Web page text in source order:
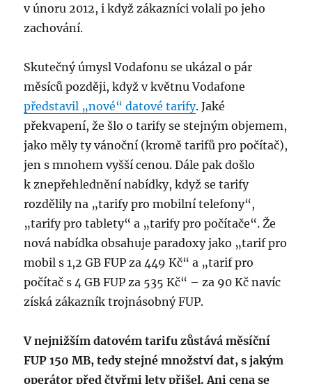
v únoru 2012, i když zákazníci volali po jeho
zachování.
Skutečný úmysl Vodafonu se ukázal o pár
měsíců později, když v květnu Vodafone
představil „nové“ datové tarify. Jaké
překvapení, že šlo o tarify se stejným objemem,
jako měly ty vánoční (kromě tarifů pro počítač),
jen s mnohem vyšší cenou. Dále pak došlo
k znepřehlednění nabídky, když se tarify
rozdělily na „tarify pro mobilní telefony“,
„tarify pro tablety“ a „tarify pro počítače“. Že
nová nabídka obsahuje paradoxy jako „tarif pro
mobil s 1,2 GB FUP za 449 Kč“ a „tarif pro
počítač s 4 GB FUP za 535 Kč“ – za 90 Kč navíc
získá zákazník trojnásobný FUP.
V nejnižším datovém tarifu zůstává měsíční
FUP 150 MB, tedy stejné množství dat, s jakým
operátor před čtyřmi lety přišel. Ani cena se